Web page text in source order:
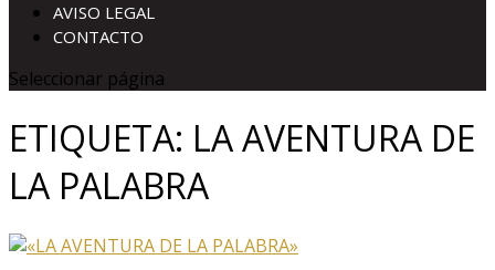
AVISO LEGAL
CONTACTO
Seleccionar página
ETIQUETA: LA AVENTURA DE
LA PALABRA